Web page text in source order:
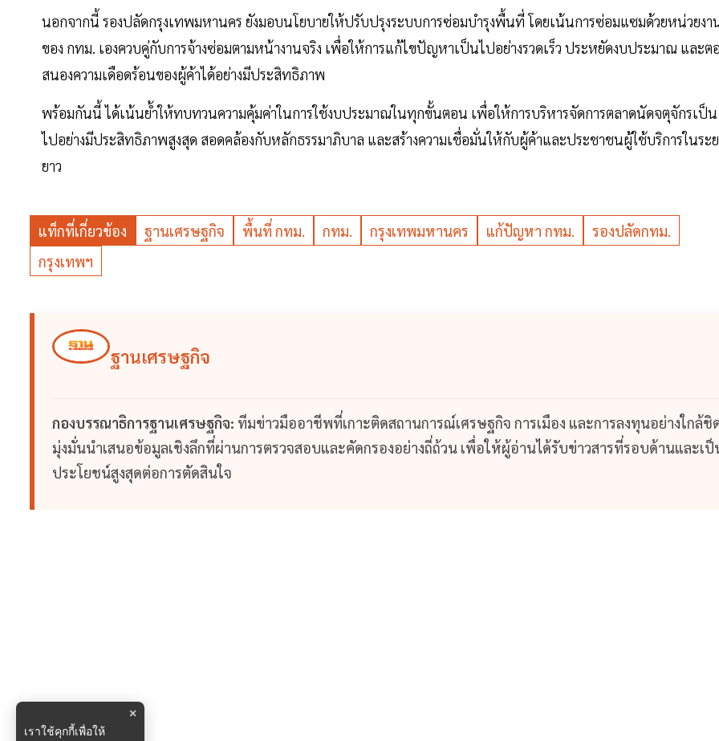
นอกจากนี้ รองปลัดกรุงเทพมหานคร ยังมอบนโยบายให้ปรับปรุงระบบการซ่อมบำรุงพื้นที่ โดยเน้นการซ่อมแซมด้วยหน่วยงา
ของ กทม. เองควบคู่กับการจ้างซ่อมตามหน้างานจริง เพื่อให้การแก้ไขปัญหาเป็นไปอย่างรวดเร็ว ประหยัดงบประมาณ และต
สนองความเดือดร้อนของผู้ค้าได้อย่างมีประสิทธิภาพ
พร้อมกันนี้ ได้เน้นย้ำให้ทบทวนความคุ้มค่าในการใช้งบประมาณในทุกขั้นตอน เพื่อให้การบริหารจัดการตลาดนัดจตุจักรเป็น
ไปอย่างมีประสิทธิภาพสูงสุด สอดคล้องกับหลักธรรมาภิบาล และสร้างความเชื่อมั่นให้กับผู้ค้าและประชาชนผู้ใช้บริการในระ
ยาว
แท็กที่เกี่ยวข้อง ฐานเศรษฐกิจ พื้นที่ กทม. กทม. กรุงเทพมหานคร แก้ปัญหา กทม.
รองปลัดกทม.
กรุงเทพฯ
ฐานเศรษฐกิจ
กองบรรณาธิการฐานเศรษฐกิจ: ทีมข่าวมืออาชีพที่เกาะติดสถานการณ์เศรษฐกิจ การเมือง และการลงทุนอย่างใกล้ชิ
มุ่งมั่นนำเสนอข้อมูลเชิงลึกที่ผ่านการตรวจสอบและคัดกรองอย่างถี่ถ้วน เพื่อให้ผู้อ่านได้รับข่าวสารที่รอบด้านและเป็
ประโยชน์สูงสุดต่อการตัดสินใจ
×
เราใช้คุกกี้เพื่อให้